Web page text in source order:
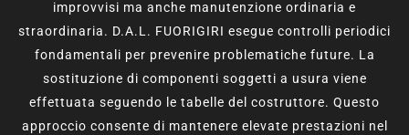
improvvisi ma anche manutenzione ordinaria e
straordinaria. D.A.L. FUORIGIRI esegue controlli periodici
fondamentali per prevenire problematiche future. La
sostituzione di componenti soggetti a usura viene
effettuata seguendo le tabelle del costruttore. Questo
approccio consente di mantenere elevate prestazioni nel